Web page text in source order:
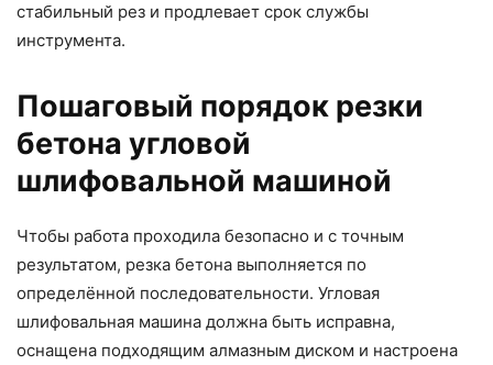
стабильный рез и продлевает срок службы
инструмента.
Пошаговый порядок резки
бетона угловой
шлифовальной машиной
Чтобы работа проходила безопасно и с точным
результатом, резка бетона выполняется по
определённой последовательности. Угловая
шлифовальная машина должна быть исправна,
оснащена подходящим алмазным диском и настроена